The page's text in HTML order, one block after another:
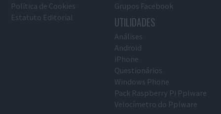
Política de Cookies
Estatuto Editorial
Grupos Facebook
UTILIDADES
Análises
Android
iPhone
Questionários
Windows Phone
Pack Raspberry Pi Pplware
Velocímetro do Pplware